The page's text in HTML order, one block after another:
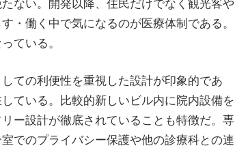
ない。開発以降、住民だけでなく観光客や
・働く中で気になるのが医療体制である。
ている。
ての利便性を重視した設計が印象的であ
ている。比較的新しいビル内に院内設備を
ー設計が徹底されていることも特徴だ。専
でのプライバシー保護や他の診療科との連